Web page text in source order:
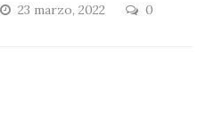
23 marzo, 2022 0